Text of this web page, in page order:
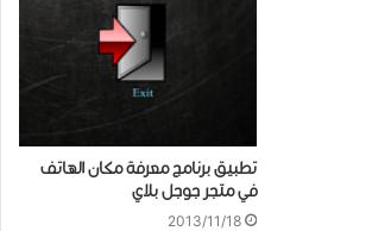
تطبيق برنامج معرفة مكان الهاتف
في متجر جوجل بلاي
2013/11/18